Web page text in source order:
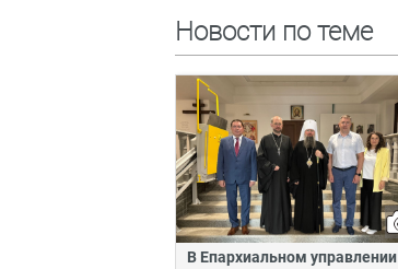
Новости по теме
В Епархиальном управлении